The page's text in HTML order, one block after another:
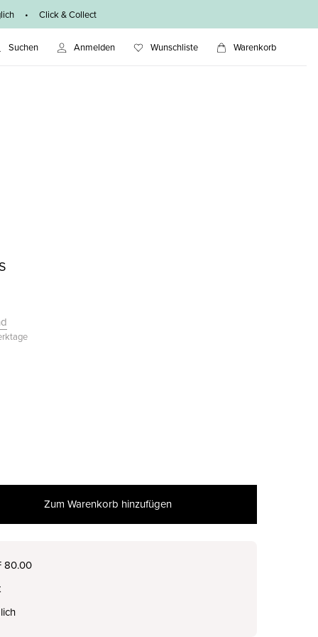
• Click & Collect
Suchen Anmelden Wunschliste Warenkorb
Zum Warenkorb hinzufügen
80.00